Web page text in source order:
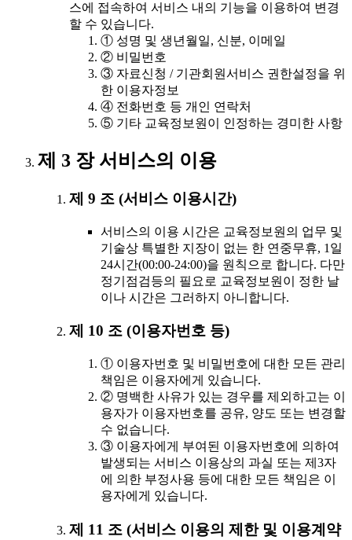
스에 접속하여 서비스 내의 기능을 이용하여 변경
할 수 있습니다.
① 성명 및 생년월일, 신분, 이메일
② 비밀번호
③ 자료신청 / 기관회원서비스 권한설정을 위
한 이용자정보
④ 전화번호 등 개인 연락처
⑤ 기타 교육정보원이 인정하는 경미한 사항
제 3 장 서비스의 이용
제 9 조 (서비스 이용시간)
서비스의 이용 시간은 교육정보원의 업무 및
기술상 특별한 지장이 없는 한 연중무휴, 1일
24시간(00:00-24:00)을 원칙으로 합니다. 다만
정기점검등의 필요로 교육정보원이 정한 날
이나 시간은 그러하지 아니합니다.
제 10 조 (이용자번호 등)
① 이용자번호 및 비밀번호에 대한 모든 관리
책임은 이용자에게 있습니다.
② 명백한 사유가 있는 경우를 제외하고는 이
용자가 이용자번호를 공유, 양도 또는 변경할
수 없습니다.
③ 이용자에게 부여된 이용자번호에 의하여
발생되는 서비스 이용상의 과실 또는 제3자
에 의한 부정사용 등에 대한 모든 책임은 이
용자에게 있습니다.
제 11 조 (서비스 이용의 제한 및 이용계약